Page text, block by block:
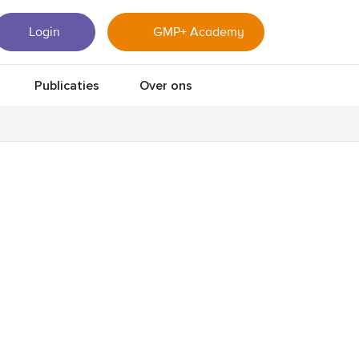
Login GMP+ Academy
Publicaties Over ons